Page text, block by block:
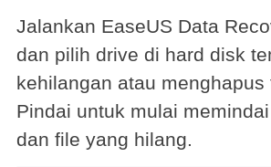
Jalankan EaseUS Data
dan pilih drive di hard disk
kehilangan atau menghapus
Pindai untuk mulai
dan file yang hilang.